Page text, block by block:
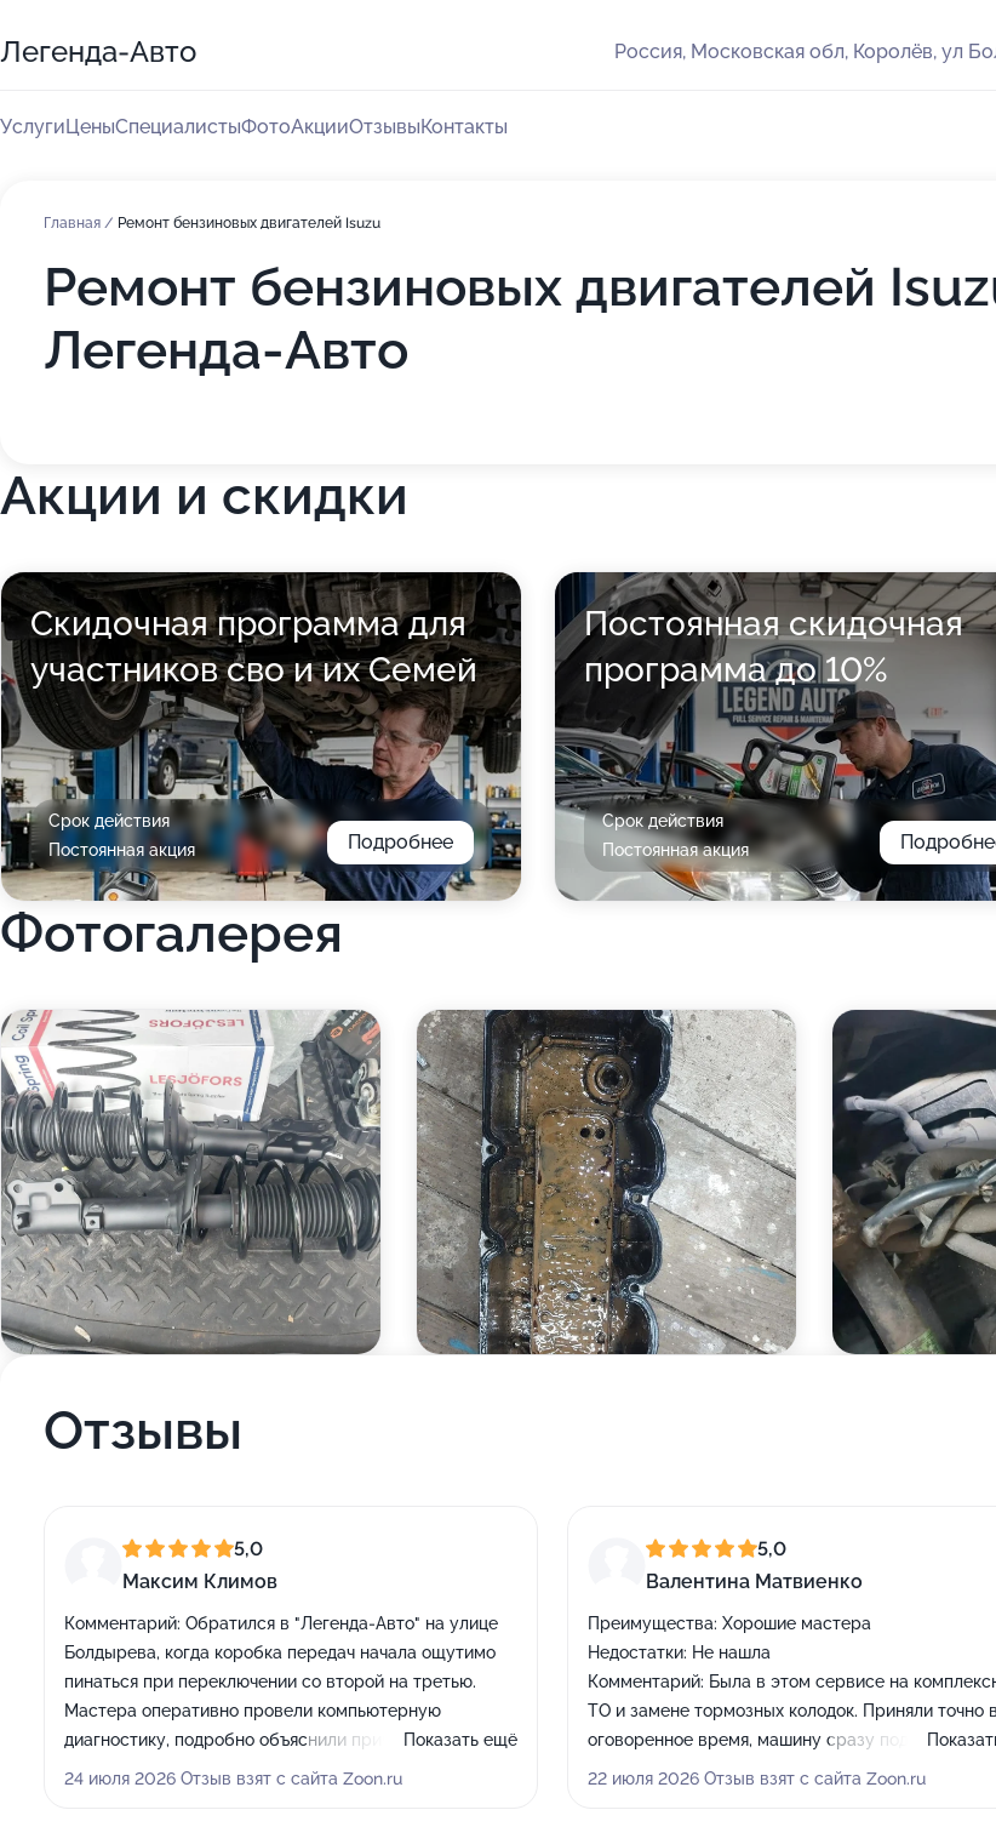
Легенда-Авто Россия, Московская обл, Королёв, ул
УслугиЦеныСпециалистыФотоАкцииОтзывыКонтакты
Главная / Ремонт бензиновых двигателей Isuzu
Ремонт бензиновых двигателей
Легенда-Авто
Акции и скидки
Скидочная программа для
участников сво и их Семей
Срок действия
Постоянная акция
Подробнее
Постоянная скидочная
программа до 10%
Срок действия
Постоянная акция
Фотогалерея
Отзывы
5,0
Максим Климов
Комментарий: Обратился в "Легенда-Авто" на улице
Болдырева, когда коробка передач начала ощутимо
пинаться при переключении со второй на третью.
Мастера оперативно провели компьютерную
диагностику, подробно объяснили причины пинков и
сразу согласовали честную стоимость ремонта до
Показать ещё
24 июля 2026 Отзыв взят с сайта Zoon.ru
5,0
Валентина Матвиенко
Преимущества: Хорошие мастера
Недостатки: Не нашла
Комментарий: Была в этом сервисе на
ТО и замене тормозных колодок. Приняли точно в
оговоренное время, машину сразу подняли на
подъемник и детально осмотрели - показали все
22 июля 2026 Отзыв взят с сайта Zoon.ru